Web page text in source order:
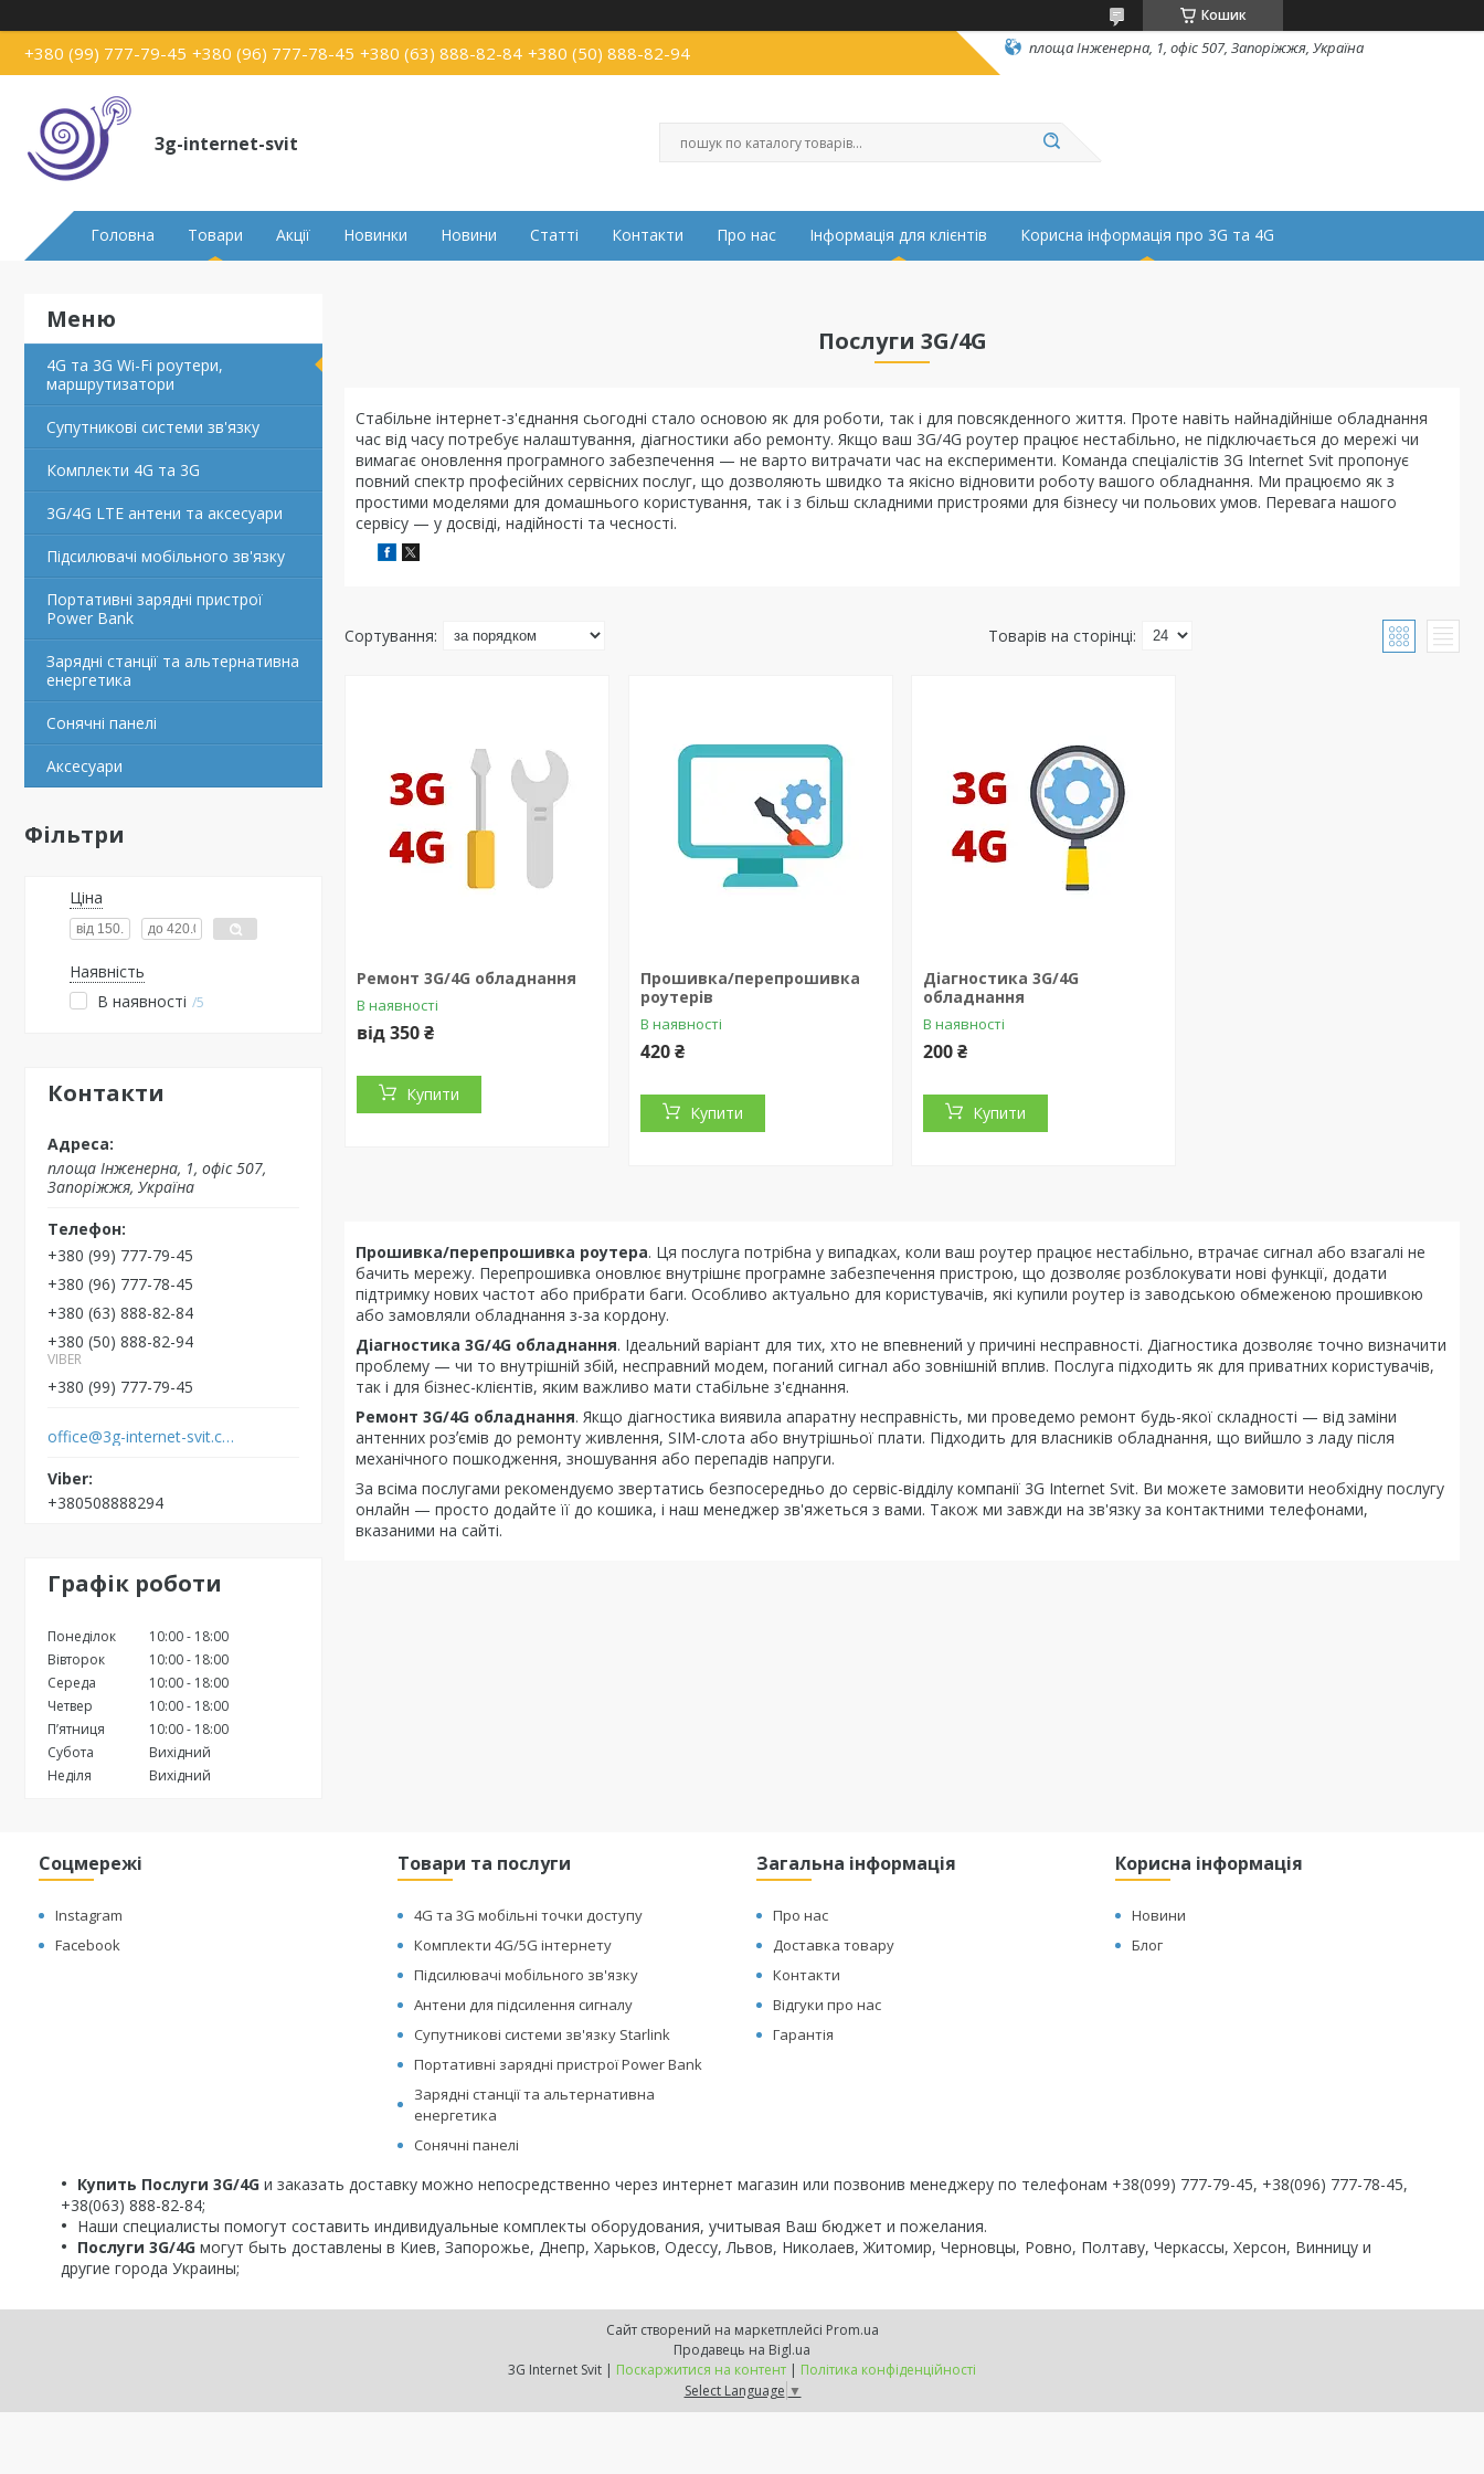
Кошик
+380 (99) 777-79-45 +380 (96) 777-78-45 +380 (63) 888-82-84 +380 (50) 888-82-94 площа Інженерна, 1, офіс 507, Запоріжжя, Україна
3g-internet-svit
Головна Товари Акції Новинки Новини Статті Контакти Про нас Інформація для клієнтів Корисна інформація про 3G та 4G
4G та 3G Wi-Fi роутери,
маршрутизатори
Супутникові системи зв'язку
Комплекти 4G та 3G
3G/4G LTE антени та аксесуари
Підсилювачі мобільного зв'язку
Портативні зарядні пристрої
Power Bank
Зарядні станції та альтернативна
енергетика
Сонячні панелі
Аксесуари
Фільтри
Ціна
Наявність
В наявності 5
Контакти
площа Інженерна, 1, офіс 507,
Запоріжжя, Україна
+380 (99) 777-79-45
+380 (96) 777-78-45
+380 (63) 888-82-84
+380 (50) 888-82-94
VIBER
+380 (99) 777-79-45
office@3g-internet-svit.com.ua
+380508888294
Графік роботи
Понеділок 10:00
18:00
Вівторок
10:00
18:00
Середа
10:00
18:00
Четвер
10:00
18:00
Пʼятниця
10:00
18:00
Субота
Вихідний
Неділя
Вихідний
Послуги 3G/4G
Стабільне інтернет-з'єднання сьогодні стало основою як для роботи, так і для повсякденного життя. Проте навіть найнадійніше обладнання
час від часу потребує налаштування, діагностики або ремонту. Якщо ваш 3G/4G роутер працює нестабільно, не підключається до мережі чи
вимагає оновлення програмного забезпечення — не варто витрачати час на експерименти. Команда спеціалістів 3G Internet Svit пропонує
повний спектр професійних сервісних послуг, що дозволяють швидко та якісно відновити роботу вашого обладнання. Ми працюємо як з
простими моделями для домашнього користування, так і з більш складними пристроями для бізнесу чи польових умов. Перевага нашого
сервісу — у досвіді, надійності та чесності.
Ремонт 3G/4G обладнання
В наявності
від 350 ₴
Купити
Прошивка/перепрошивка
роутерів
В наявності
420 ₴
Купити
Діагностика 3G/4G
обладнання
В наявності
200 ₴
Купити
Прошивка/перепрошивка роутера. Ця послуга потрібна у випадках, коли ваш роутер працює нестабільно, втрачає сигнал або взагалі не
бачить мережу. Перепрошивка оновлює внутрішнє програмне забезпечення пристрою, що дозволяє розблокувати нові функції, додати
підтримку нових частот або прибрати баги. Особливо актуально для користувачів, які купили роутер із заводською обмеженою прошивкою
або замовляли обладнання з-за кордону.
Діагностика 3G/4G обладнання. Ідеальний варіант для тих, хто не впевнений у причині несправності. Діагностика дозволяє точно визначити
проблему — чи то внутрішній збій, несправний модем, поганий сигнал або зовнішній вплив. Послуга підходить як для приватних користувачів,
так і для бізнес-клієнтів, яким важливо мати стабільне з'єднання.
Ремонт 3G/4G обладнання. Якщо діагностика виявила апаратну несправність, ми проведемо ремонт будь-якої складності — від заміни
антенних розʼємів до ремонту живлення, SIM-слота або внутрішньої плати. Підходить для власників обладнання, що вийшло з ладу після
механічного пошкодження, зношування або перепадів напруги.
За всіма послугами рекомендуємо звертатись безпосередньо до сервіс-відділу компанії 3G Internet Svit. Ви можете замовити необхідну послугу
онлайн — просто додайте її до кошика, і наш менеджер зв'яжеться з вами. Також ми завжди на зв'язку за контактними телефонами,
вказаними на сайті.
Соцмережі
Instagram
Facebook
Товари та послуги
4G та 3G мобільні точки доступу
Комплекти 4G/5G інтернету
Підсилювачі мобільного зв'язку
Антени для підсилення сигналу
Супутникові системи зв'язку Starlink
Портативні зарядні пристрої Power Bank
Зарядні станції та альтернативна
енергетика
Сонячні панелі
Загальна інформація
Про нас
Доставка товару
Контакти
Відгуки про нас
Гарантія
Корисна інформація
Новини
Блог
Купить Послуги 3G/4G и заказать доставку можно непосредственно через интернет магазин или позвонив менеджеру по телефонам +38(099) 777-79-45, +38(096) 777-78-45,
+38(063) 888-82-84;
Наши специалисты помогут составить индивидуальные комплекты оборудования, учитывая Ваш бюджет и пожелания.
Послуги 3G/4G могут быть доставлены в Киев, Запорожье, Днепр, Харьков, Одессу, Львов, Николаев, Житомир, Черновцы, Ровно, Полтаву, Черкассы, Херсон, Винницу и
другие города Украины;
Сайт створений на маркетплейсі Prom.ua
Продавець на Bigl.ua
3G Internet Svit | Поскаржитися на контент | Політика конфіденційності
Select Language ▼